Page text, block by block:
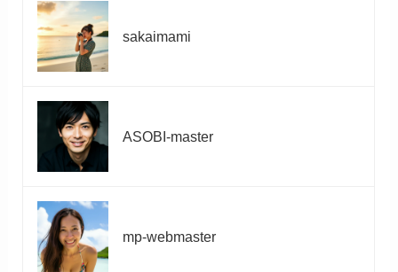
sakaimami
ASOBI-master
mp-webmaster